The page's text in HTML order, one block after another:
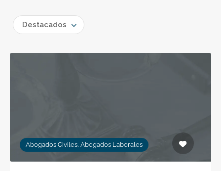
Destacados
Abogados Civiles, Abogados Laborales